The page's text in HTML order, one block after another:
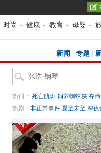
时尚 - 健康 - 教育 - 母婴 -
新闻 专题
热词： 死亡航班 饲养蜘蛛侠 夺
热剧： 非正常事件 夏至未至 深夜